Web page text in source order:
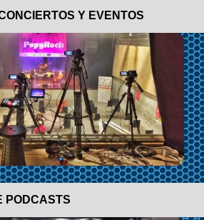
Y EVENTOS
PODCASTS